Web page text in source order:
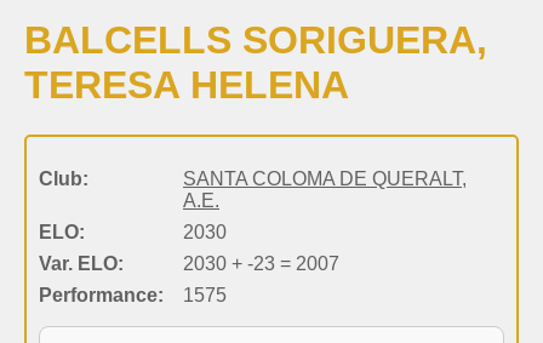
BALCELLS SORIGUERA,
TERESA HELENA
Club:
SANTA COLOMA DE QUERALT,
A.E.
ELO:
2030
Var. ELO:
2030 + -23 = 2007
Performance:
1575